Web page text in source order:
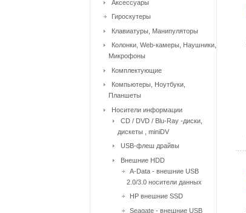
Аксессуары
Гироскутеры
Клавиатуры, Манипуляторы
Колонки, Web-камеры, Наушники,
Микрофоны
Комплектующие
Компьютеры, Ноутбуки,
Планшеты
Носители информации
CD / DVD / Blu-Ray -диски,
дискеты , miniDV
USB-флеш драйвы
Внешние HDD
A-Data - внешние USB
2.0/3.0 носители данных
HP внешние SSD
Seagate - внешние USB